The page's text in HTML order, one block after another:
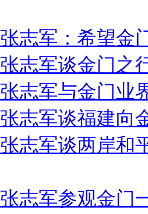
张志军：希望金
张志军谈金门之
张志军与金门业
张志军谈福建向
张志军谈两岸和
张志军参观金门